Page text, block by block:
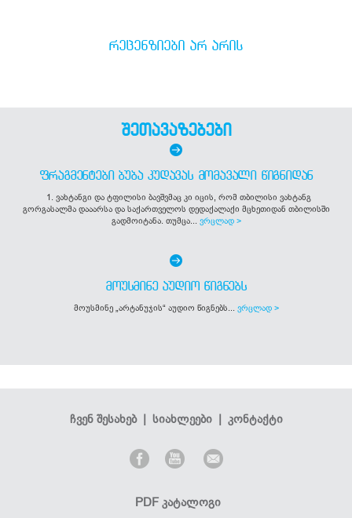
ᲠᲔᲪᲔᲜᲖᲘᲔᲑᲘ ᲐᲠ ᲐᲠᲘᲡ
შეთავაზებები
ᲤᲠᲐᲒᲛᲔᲜᲢᲔᲑᲘ ᲑᲣᲑᲐ ᲙᲣᲓᲐᲕᲐᲡ ᲛᲝᲛᲐᲕᲐᲚᲘ ᲬᲘᲒᲜᲘᲓᲐᲜ
1. ვახტანგი და ტფილისი ბავშვმაც კი იცის, რომ თბილისი ვახტანგ
გორგასალმა დააარსა და საქართველოს დედაქალაქი მცხეთიდან თბილისში
გადმოიტანა. თუმცა... ვრცლად >
ᲛᲝᲣᲡᲛᲘᲜᲔ ᲐᲣᲓᲘᲝ ᲬᲘᲒᲜᲔᲑᲡ
მოუსმინე „არტანუჯის“ აუდიო წიგნებს... ვრცლად >
ჩვენ შესახებ| სიახლეები| კონტაქტი
PDF კატალოგი